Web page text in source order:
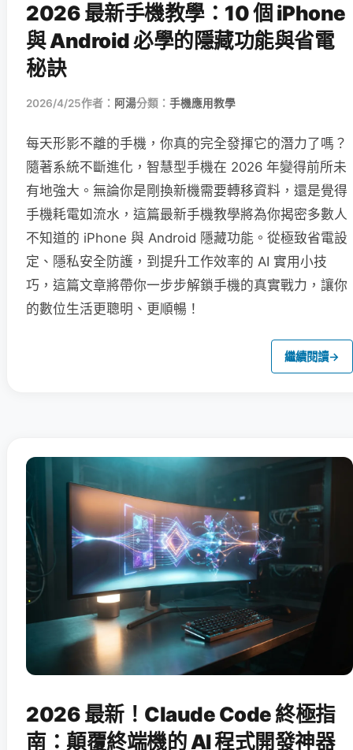
2026 最新手機教學：10 個 iPhone
與 Android 必學的隱藏功能與省電
秘訣
2026/4/25作者： 阿湯分類： 手機應用教學
每天形影不離的手機，你真的完全發揮它的潛力了嗎？
隨著系統不斷進化，智慧型手機在 2026 年變得前所未
有地強大。無論你是剛換新機需要轉移資料，還是覺得
手機耗電如流水，這篇最新手機教學將為你揭密多數人
不知道的 iPhone 與 Android 隱藏功能。從極致省電設
定、隱私安全防護，到提升工作效率的 AI 實用小技
巧，這篇文章將帶你一步步解鎖手機的真實戰力，讓你
的數位生活更聰明、更順暢！
繼續閱讀→
2026 最新！Claude Code 終極指
南：顛覆終端機的 AI 程式開發神器